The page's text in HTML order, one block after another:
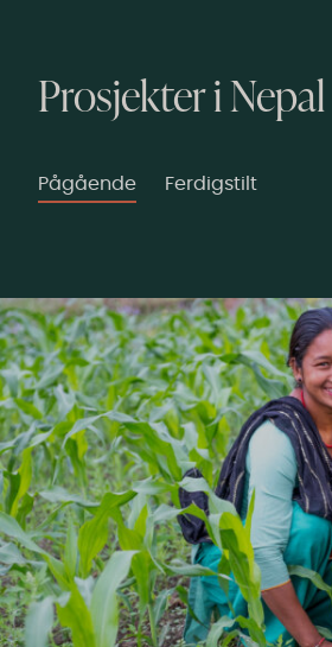
Prosjekter i Nepal
Pågående Ferdigstilt